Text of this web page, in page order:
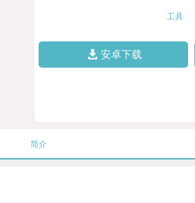
工具
安卓下载
简介